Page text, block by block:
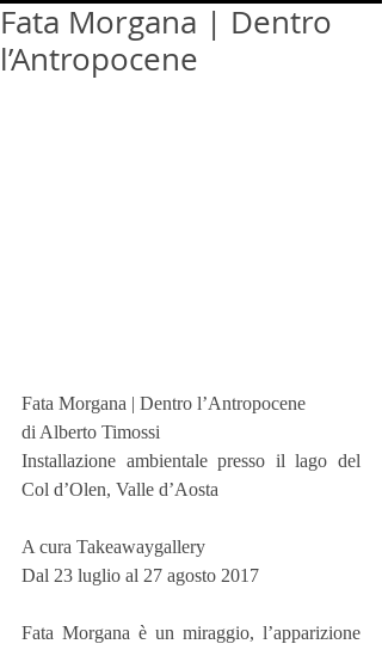
Fata Morgana | Dentro
l’Antropocene
Fata Morgana | Dentro l’Antropocene
di Alberto Timossi
Installazione ambientale presso il lago del
Col d’Olen, Valle d’Aosta
A cura Takeawaygallery
Dal 23 luglio al 27 agosto 2017
Fata Morgana è un miraggio, l’apparizione